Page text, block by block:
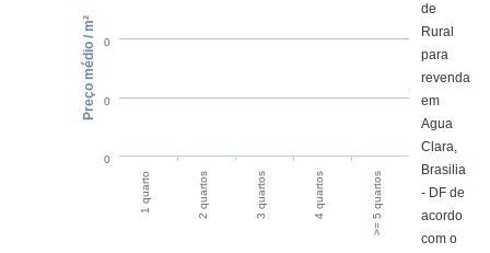
1 quarto 2 quartos 3 quartos 4 quartos >= 5 quartos
0
0
0
Preço médio / m²
de
Rural
para
revenda
em
Agua
Clara,
Brasilia
- DF de
acordo
com o